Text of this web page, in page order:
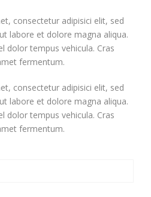
consectetur adipisici elit, sed
labore et dolore magna aliqua.
dolor tempus vehicula. Cras
fermentum.
consectetur adipisici elit, sed
labore et dolore magna aliqua.
dolor tempus vehicula. Cras
fermentum.